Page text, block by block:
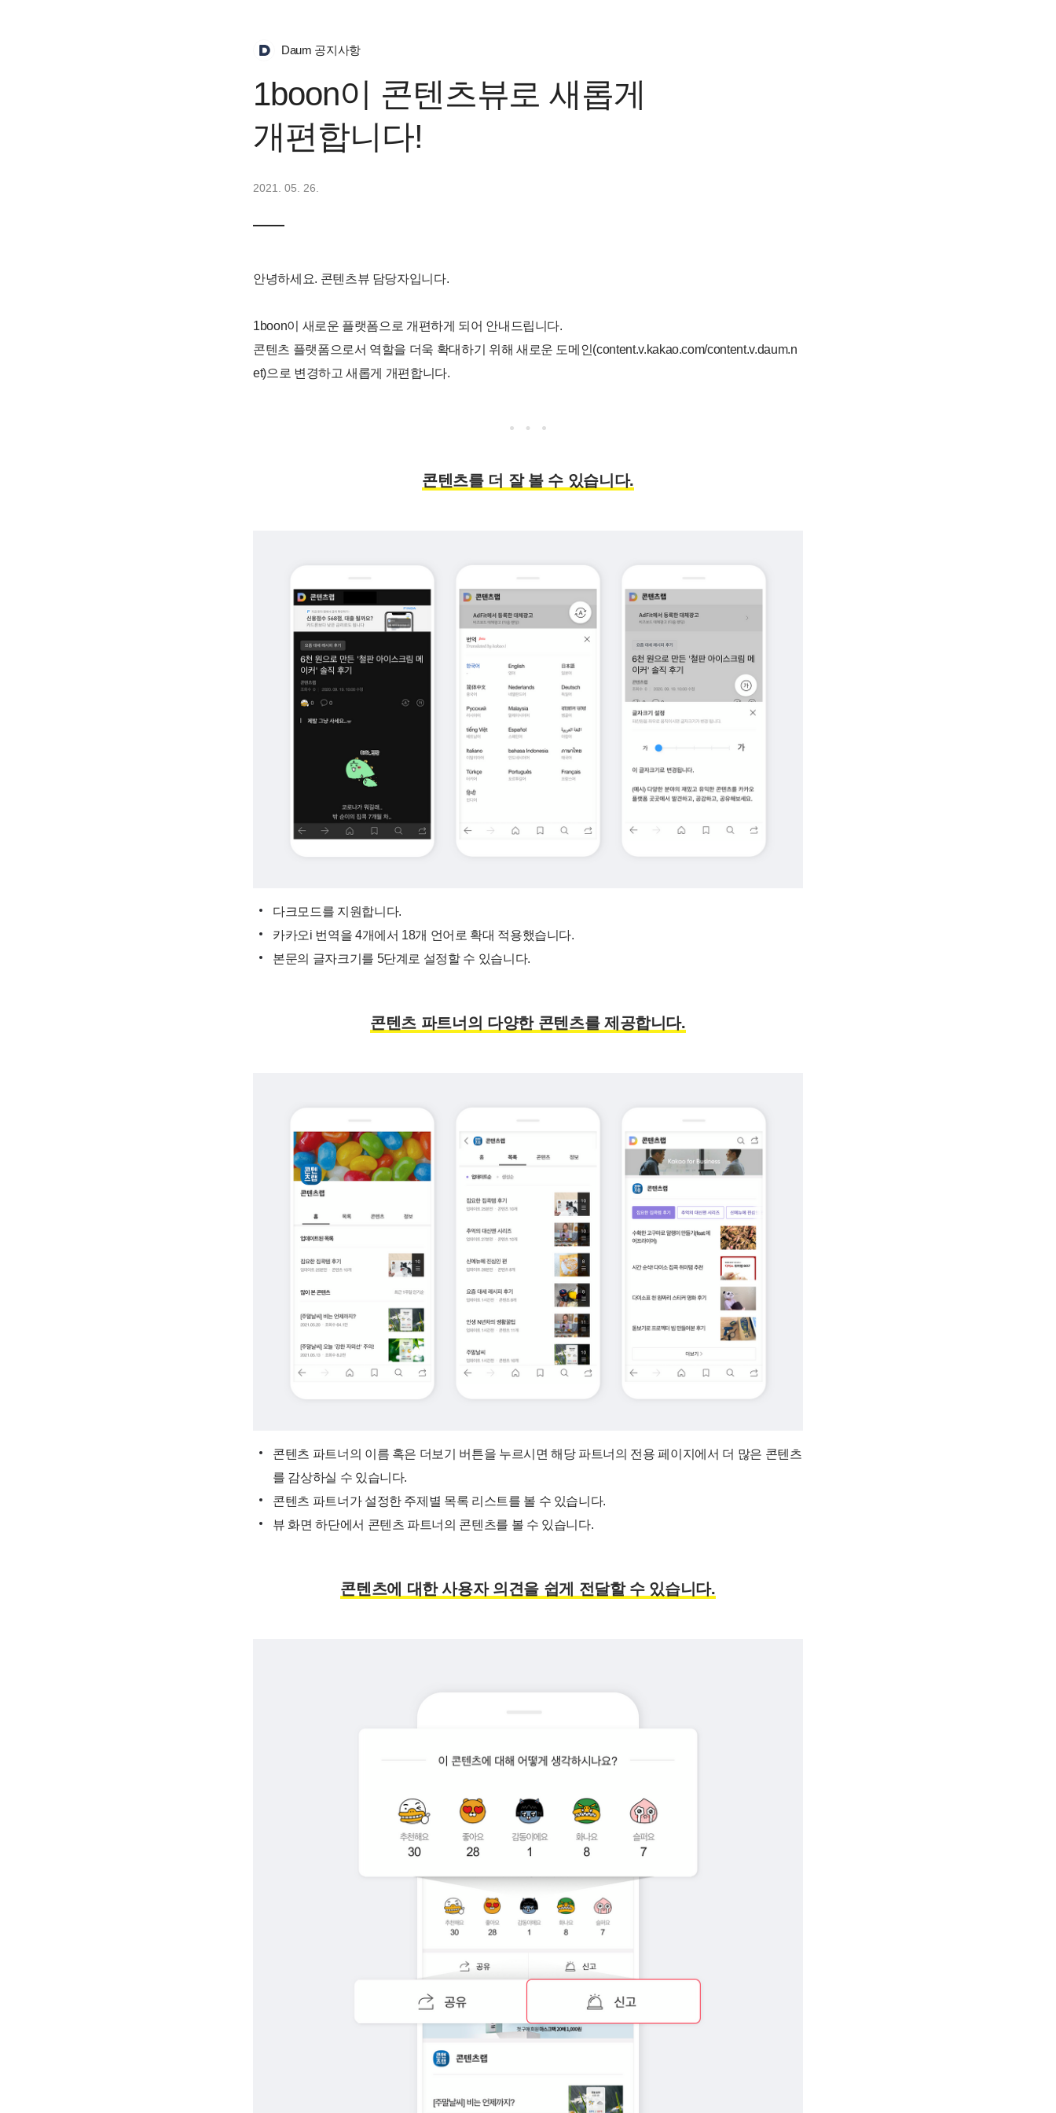
Daum 공지사항
1boon이 콘텐츠뷰로 새롭게
개편합니다!
2021. 05. 26.
안녕하세요. 콘텐츠뷰 담당자입니다.
1boon이 새로운 플랫폼으로 개편하게 되어 안내드립니다.
콘텐츠 플랫폼으로서 역할을 더욱 확대하기 위해 새로운 도메인(content.v.kakao.com/content.v.daum.n
et)으로 변경하고 새롭게 개편합니다.
콘텐츠를 더 잘 볼 수 있습니다.
다크모드를 지원합니다.
카카오i 번역을 4개에서 18개 언어로 확대 적용했습니다.
본문의 글자크기를 5단계로 설정할 수 있습니다.
콘텐츠 파트너의 다양한 콘텐츠를 제공합니다.
콘텐츠 파트너의 이름 혹은 더보기 버튼을 누르시면 해당 파트너의 전용 페이지에서 더 많은 콘텐츠
를 감상하실 수 있습니다.
콘텐츠 파트너가 설정한 주제별 목록 리스트를 볼 수 있습니다.
뷰 화면 하단에서 콘텐츠 파트너의 콘텐츠를 볼 수 있습니다.
콘텐츠에 대한 사용자 의견을 쉽게 전달할 수 있습니다.